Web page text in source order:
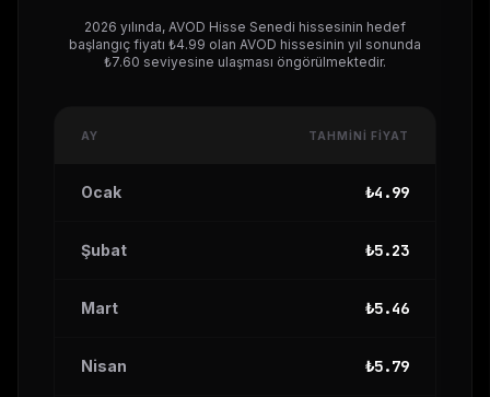
2026 yılında, AVOD Hisse Senedi hissesinin hedef
başlangıç fiyatı ₺4.99 olan AVOD hissesinin yıl sonunda
₺7.60 seviyesine ulaşması öngörülmektedir.
AY TAHMINI FIYAT
Ocak ₺4.99
Şubat ₺5.23
Mart ₺5.46
Nisan ₺5.79